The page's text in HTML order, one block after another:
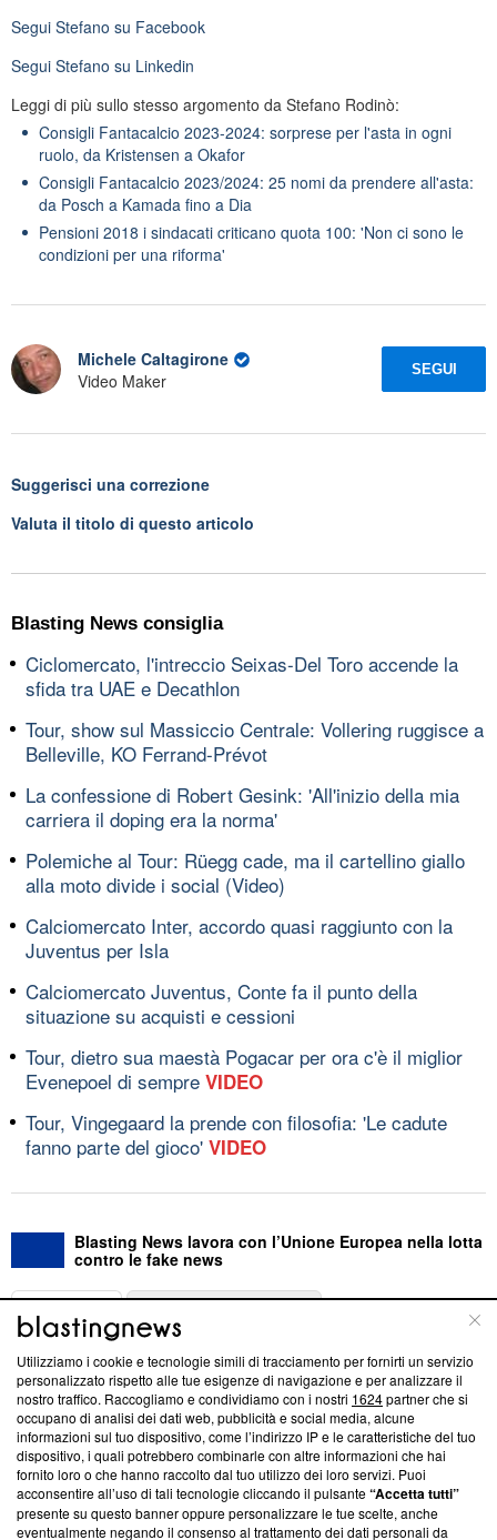
Segui Stefano su Facebook
Segui Stefano su Linkedin
Leggi di più sullo stesso argomento da Stefano Rodinò:
Consigli Fantacalcio 2023-2024: sorprese per l'asta in ogni
ruolo, da Kristensen a Okafor
Consigli Fantacalcio 2023/2024: 25 nomi da prendere all'asta:
da Posch a Kamada fino a Dia
Pensioni 2018 i sindacati criticano quota 100: 'Non ci sono le
condizioni per una riforma'
Michele Caltagirone
Video Maker
SEGUI
Suggerisci una correzione
Valuta il titolo di questo articolo
Blasting News consiglia
Ciclomercato, l'intreccio Seixas-Del Toro accende la
sfida tra UAE e Decathlon
Tour, show sul Massiccio Centrale: Vollering ruggisce a
Belleville, KO Ferrand-Prévot
La confessione di Robert Gesink: 'All'inizio della mia
carriera il doping era la norma'
Polemiche al Tour: Rüegg cade, ma il cartellino giallo
alla moto divide i social (Video)
Calciomercato Inter, accordo quasi raggiunto con la
Juventus per Isla
Calciomercato Juventus, Conte fa il punto della
situazione su acquisti e cessioni
Tour, dietro sua maestà Pogacar per ora c'è il miglior
Evenepoel di sempre VIDEO
Tour, Vingegaard la prende con filosofia: 'Le cadute
fanno parte del gioco' VIDEO
Blasting News lavora con l’Unione Europea nella lotta
contro le fake news
ABOUT
Questa sezione offre informazioni trasparenti su Blasting
News, sui nostri processi editoriali e su come ci impegniamo a
creare news di qualità. Inoltre, afferma la nostra aderenza a
‘Trust Project - News with Integrity’Blasting News non è
ancora membro del programma, ma ha richiesto di farne
parte; Trust Project non ha ancora effettuato una verifica di
conformità agli standard.
Utilizziamo i cookie e tecnologie simili di tracciamento per fornirti un servizio
personalizzato rispetto alle tue esigenze di navigazione e per analizzare il
nostro traffico. Raccogliamo e condividiamo con i nostri 1624partner che si
occupano di analisi dei dati web, pubblicità e social media, alcune
informazioni sul tuo dispositivo, come l’indirizzo IP e le caratteristiche del tuo
dispositivo, i quali potrebbero combinarle con altre informazioni che hai
fornito loro o che hanno raccolto dal tuo utilizzo dei loro servizi. Puoi
acconsentire all’uso di tali tecnologie cliccando il pulsante“Accetta tutti”
presente su questo banner oppure personalizzare le tue scelte, anche
eventualmente negando il consenso al trattamento dei dati personali da